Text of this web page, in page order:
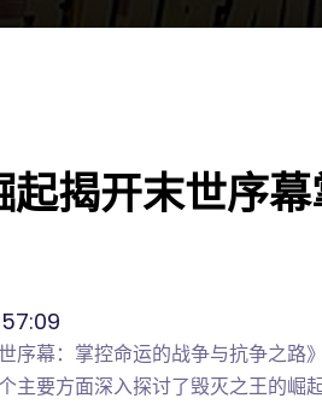
起揭开末世序
序幕：掌控命运的战争与抗争之
主要方面深入探讨了毁灭之王的崛